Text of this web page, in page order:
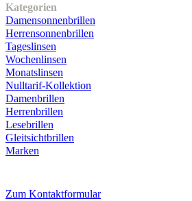
Kategorien
Damensonnenbrillen
Herrensonnenbrillen
Tageslinsen
Wochenlinsen
Monatslinsen
Nulltarif-Kollektion
Damenbrillen
Herrenbrillen
Lesebrillen
Gleitsichtbrillen
Marken
Zum Kontaktformular